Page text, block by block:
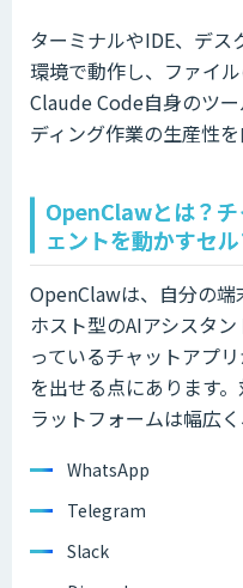
ターミナルやIDE、デ
環境で動作し、ファイ
Claude Code自身のツ
ディング作業の生産性を
OpenClawとは？
ェントを動かすセ
OpenClawは、自分の
ホスト型のAIアシスタ
っているチャットアプ
を出せる点にあります
ラットフォームは幅広
WhatsApp
Telegram
Slack